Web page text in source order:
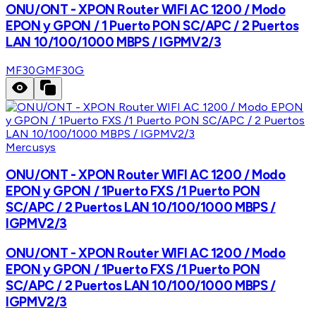
ONU/ONT - XPON Router WIFI AC 1200 / Modo
EPON y GPON / 1 Puerto PON SC/APC / 2 Puertos
LAN 10/100/1000 MBPS / IGPMV2/3
MF30GMF30G
Mercusys
ONU/ONT - XPON Router WIFI AC 1200 / Modo
EPON y GPON / 1Puerto FXS /1 Puerto PON
SC/APC / 2 Puertos LAN 10/100/1000 MBPS /
IGPMV2/3
ONU/ONT - XPON Router WIFI AC 1200 / Modo
EPON y GPON / 1Puerto FXS /1 Puerto PON
SC/APC / 2 Puertos LAN 10/100/1000 MBPS /
IGPMV2/3